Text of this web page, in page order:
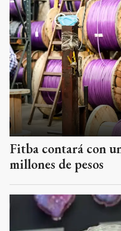
Fitba contará con
millones de pesos